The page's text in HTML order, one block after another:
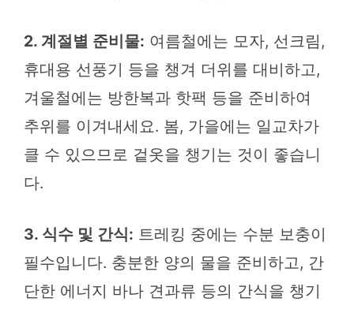
2. 계절별 준비물: 여름철에는 모자, 선크림,
휴대용 선풍기 등을 챙겨 더위를 대비하고,
겨울철에는 방한복과 핫팩 등을 준비하여
추위를 이겨내세요. 봄, 가을에는 일교차가
클 수 있으므로 겉옷을 챙기는 것이 좋습니
다.
3. 식수 및 간식: 트레킹 중에는 수분 보충이
필수입니다. 충분한 양의 물을 준비하고, 간
단한 에너지 바나 견과류 등의 간식을 챙기